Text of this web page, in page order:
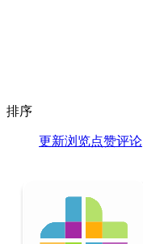
排序
更新浏览点赞评论